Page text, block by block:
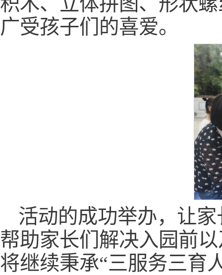
广受孩子们的喜爱。
活动的成功举办，让
帮助家长们解决入园前
将继续秉承“三服务三育